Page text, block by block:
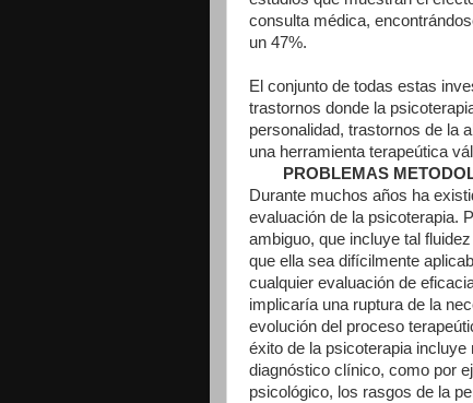
consulta médica,
un 47%.
El conjunto de todas estas
trastornos donde la
personalidad, trastornos de la
una herramienta terapeútica
PROBLEMAS
Durante muchos años ha
evaluación de la psicoterapia.
ambiguo, que incluye tal
que ella sea difícilmente
cualquier evaluación de
implicaría una ruptura de la
evolución del proceso
éxito de la psicoterapia incluye
diagnóstico clínico, como por
psicológico, los rasgos de la